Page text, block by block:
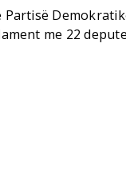
me 22